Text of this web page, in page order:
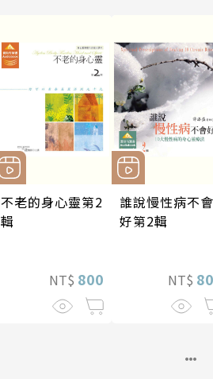
不老的身心靈第2
輯
NT$ 800
誰說慢性病不會
好第2輯
NT$